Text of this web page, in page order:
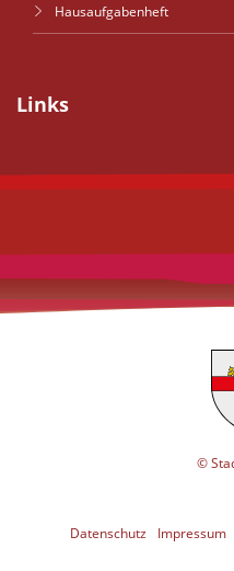
Hausaufgabenheft
Links
©
Datenschutz Impressum